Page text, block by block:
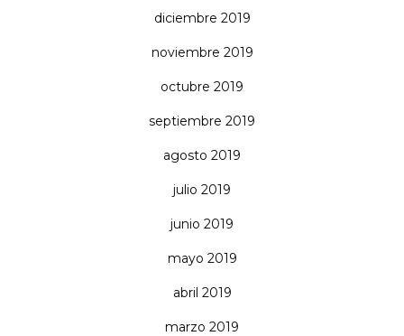
diciembre 2019
noviembre 2019
octubre 2019
septiembre 2019
agosto 2019
julio 2019
junio 2019
mayo 2019
abril 2019
marzo 2019